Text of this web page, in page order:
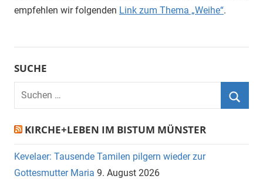
empfehlen wir folgenden Link zum Thema „Weihe“.
SUCHE
Suchen
nach:
KIRCHE+LEBEN IM BISTUM MÜNSTER
Kevelaer: Tausende Tamilen pilgern wieder zur
Gottesmutter Maria 9. August 2026